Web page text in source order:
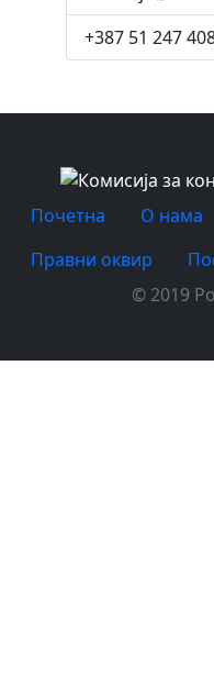
+387 51 247
Почетна O нама
Правни оквир
© 2019